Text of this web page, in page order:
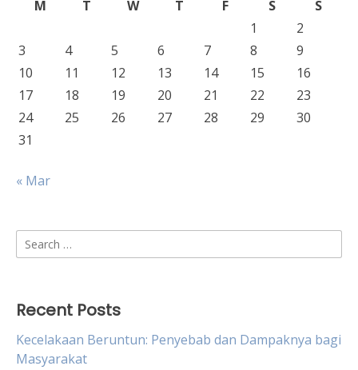
M T W T F S
S
1
2
3
4 5 6 7 8
9
10
11 12 13 14 15
16
17
18 19 20 21 22
23
24
25 26 27 28 29
30
31
« Mar
Search
for:
Recent Posts
Kecelakaan Beruntun: Penyebab dan Dampaknya bagi
Masyarakat